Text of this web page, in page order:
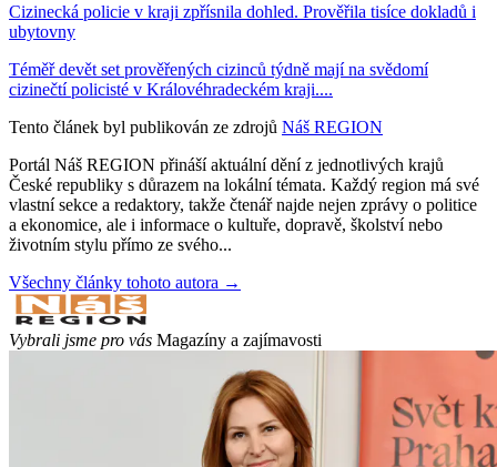
Cizinecká policie v kraji zpřísnila dohled. Prověřila tisíce dokladů i
ubytovny
Téměř devět set prověřených cizinců týdně mají na svědomí
cizinečtí policisté v Královéhradeckém kraji....
Tento článek byl publikován ze zdrojů Náš REGION
Portál Náš REGION přináší aktuální dění z jednotlivých krajů
České republiky s důrazem na lokální témata. Každý region má své
vlastní sekce a redaktory, takže čtenář najde nejen zprávy o politice
a ekonomice, ale i informace o kultuře, dopravě, školství nebo
životním stylu přímo ze svého...
Všechny články tohoto autora →
Vybrali jsme pro vás Magazíny a zajímavosti